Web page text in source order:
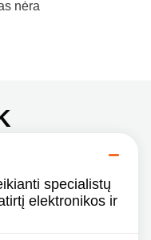
nėra
specialistų
elektronikos ir